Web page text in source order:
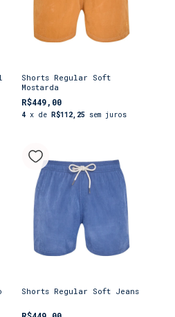
Shorts Regular Soft
Mostarda
R$449,00
4 x de R$112,25 sem juros
Shorts Regular Soft Jeans